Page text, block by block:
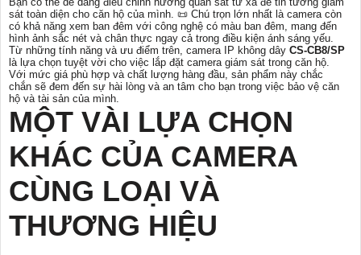
sát toàn diện cho căn hộ của mình. 📜 Chú trọn lớn nhất là camera còn
có khả năng xem ban đêm với công nghệ có màu ban đêm, mang đến
hình ảnh sắc nét và chân thực ngay cả trong điều kiện ánh sáng yếu.
Từ những tính năng và ưu điểm trên, camera IP không dây CS-CB8/SP
là lựa chọn tuyệt vời cho việc lắp đặt camera giám sát trong căn hộ.
Với mức giá phù hợp và chất lượng hàng đầu, sản phẩm này chắc
chắn sẽ đem đến sự hài lòng và an tâm cho bạn trong việc bảo vệ căn
hộ và tài sản của mình.
MỘT VÀI LỰA CHỌN
KHÁC CỦA CAMERA
CÙNG LOẠI VÀ
THƯƠNG HIỆU